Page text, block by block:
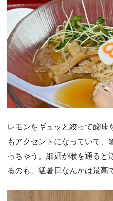
レモンをギュッと絞って酸味
もアクセントになっていて、
っちゃう。細麺が喉を通ると
るのも、猛暑日なんかは最高